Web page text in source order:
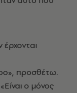
έρχονται
προσθέτω.
ο μόνος